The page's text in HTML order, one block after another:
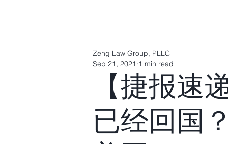
【捷报速
已经回国
Zeng Law Group, PLLC
Sep 21, 2021 1 min read